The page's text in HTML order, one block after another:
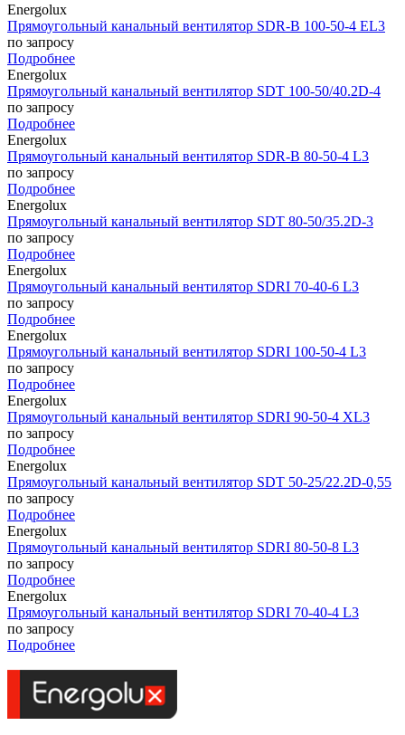
Energolux
Прямоугольный канальный вентилятор SDR-B 100-50-4 EL3
по запросу
Подробнее
Energolux
Прямоугольный канальный вентилятор SDT 100-50/40.2D-4
по запросу
Подробнее
Energolux
Прямоугольный канальный вентилятор SDR-B 80-50-4 L3
по запросу
Подробнее
Energolux
Прямоугольный канальный вентилятор SDT 80-50/35.2D-3
по запросу
Подробнее
Energolux
Прямоугольный канальный вентилятор SDRI 70-40-6 L3
по запросу
Подробнее
Energolux
Прямоугольный канальный вентилятор SDRI 100-50-4 L3
по запросу
Подробнее
Energolux
Прямоугольный канальный вентилятор SDRI 90-50-4 XL3
по запросу
Подробнее
Energolux
Прямоугольный канальный вентилятор SDT 50-25/22.2D-0,55
по запросу
Подробнее
Energolux
Прямоугольный канальный вентилятор SDRI 80-50-8 L3
по запросу
Подробнее
Energolux
Прямоугольный канальный вентилятор SDRI 70-40-4 L3
по запросу
Подробнее